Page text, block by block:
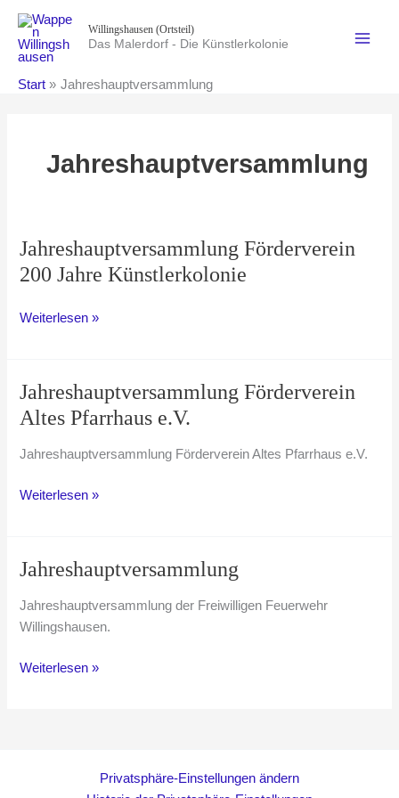
Inhalt
springen
Willingshausen (Ortsteil)
Das Malerdorf - Die Künstlerkolonie
Start Jahreshauptversammlung
Jahreshauptversammlung
Jahreshauptversammlung Förderverein
200 Jahre Künstlerkolonie
Jahreshauptversammlung
Jahre
Künstlerkolonie
Weiterlesen »
Jahreshauptversammlung Förderverein
Altes Pfarrhaus e.V.
Jahreshauptversammlung Förderverein Altes Pfarrhaus e.V.
Jahreshauptversammlung
Pfarrhaus
e.V.
Weiterlesen »
Jahreshauptversammlung
Jahreshauptversammlung der Freiwilligen Feuerwehr
Willingshausen.
Jahreshauptversammlung
Weiterlesen »
Privatsphäre-Einstellungen ändern